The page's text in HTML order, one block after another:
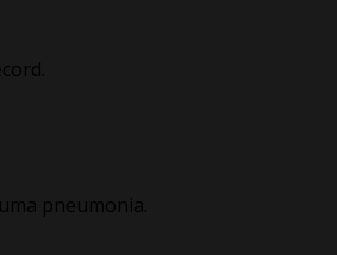
pneumonia.